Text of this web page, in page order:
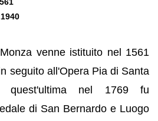
venne istituito nel 1561
seguito all'Opera Pia di Santa
quest'ultima nel 1769 fu
di San Bernardo e Luogo